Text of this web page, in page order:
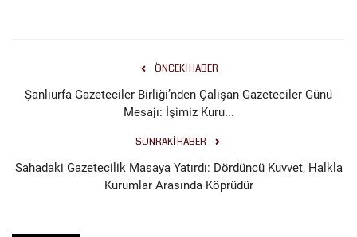
ÖNCEKI HABER
Şanlıurfa Gazeteciler Birliği’nden Çalışan Gazeteciler Günü
Mesajı: İşimiz Kuru...
SONRAKI HABER
Sahadaki Gazetecilik Masaya Yatırdı: Dördüncü Kuvvet, Halkla
Kurumlar Arasında Köprüdür